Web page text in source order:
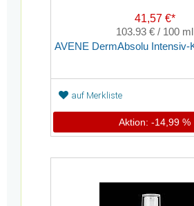
41,57 €*
103.93 € / 100 ml
auf Merkliste
Aktion: -14,99 %